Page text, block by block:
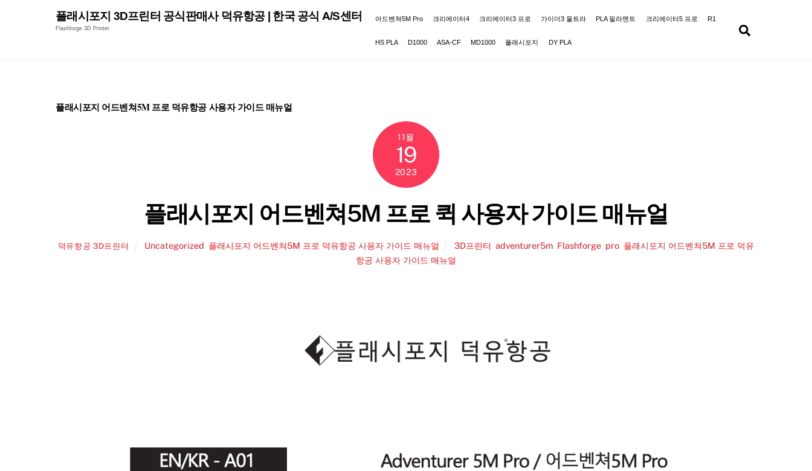
플래시포지 3D프린터 공식판매사 덕유항공 | 한국 공식 A/S센터
Flashforge 3D Printer
어드벤쳐5M Pro 크리에이터4 크리에이터3 프로 가이더3 울트라 PLA 필라멘트 크리에이터5 프로 R1
HS PLA D1000 ASA-CF MD1000 플래시포지 DY PLA
플래시포지 어드벤쳐5M 프로 덕유항공 사용자 가이드 매뉴얼
11월
19
2023
플래시포지 어드벤쳐5M 프로 퀵 사용자 가이드 매뉴얼
덕유항공 3D프린터 Uncategorized 플래시포지 어드벤쳐5M 프로 덕유항공 사용자 가이드 매뉴얼 3D프린터 ,adventurer5m Flashforge pro 플래시포지 어드벤쳐5M 프로 덕유
항공 사용자 가이드 매뉴얼